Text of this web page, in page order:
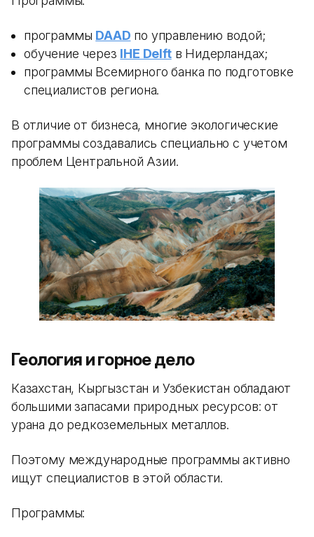
программы DAAD по управлению водой;
обучение через IHE Delftв Нидерландах;
программы Всемирного банка по подготовке
специалистов региона.
В отличие от бизнеса, многие экологические
программы создавались специально с учетом
проблем Центральной Азии.
Геология и горное дело
Казахстан, Кыргызстан и Узбекистан обладают
большими запасами природных ресурсов: от
урана до редкоземельных металлов.
Поэтому международные программы активно
ищут специалистов в этой области.
Программы: